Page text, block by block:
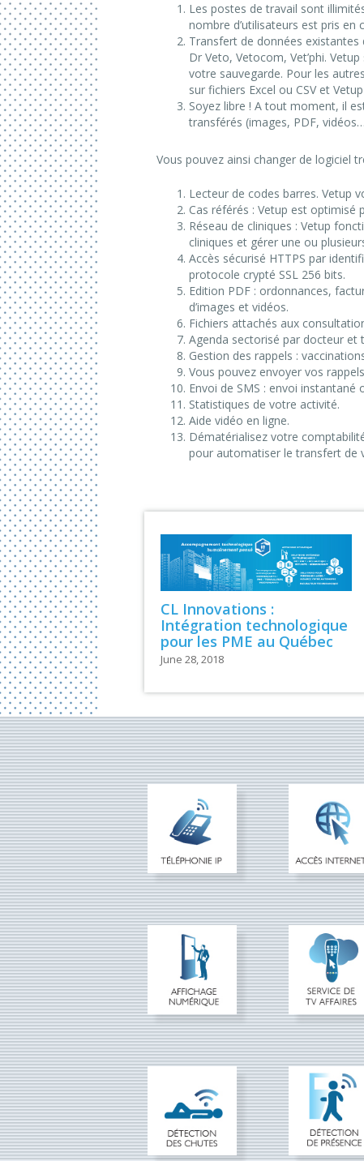
Les postes de travail sont
nombre d’utilisateurs est pris en
Transfert de données
Dr Veto, Vetocom, Vet’phi.
votre sauvegarde. Pour les
sur fichiers Excel ou CSV et
Soyez libre ! A tout moment, il
transférés (images, PDF,
Vous pouvez ainsi changer de logiciel
Lecteur de codes barres. Vetup
Cas référés : Vetup est optimisé
Réseau de cliniques : Vetup
cliniques et gérer une ou
Accès sécurisé HTTPS par
protocole crypté SSL 256 bits.
Edition PDF : ordonnances,
d’images et vidéos.
Fichiers attachés aux
Agenda sectorisé par docteur et
Gestion des rappels :
Vous pouvez envoyer vos
Envoi de SMS : envoi instantané
Statistiques de votre activité.
Aide vidéo en ligne.
Dématérialisez votre
pour automatiser le transfert de
CL Innovations :
Intégration technologique
pour les PME au Québec
June 28, 2018